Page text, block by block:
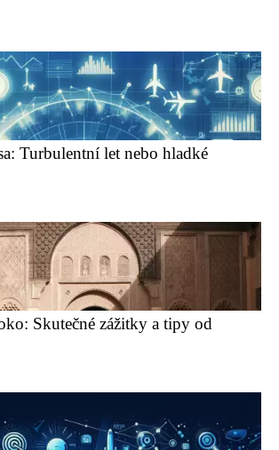
Turbulentní let nebo hladké
Skutečné zážitky a tipy od